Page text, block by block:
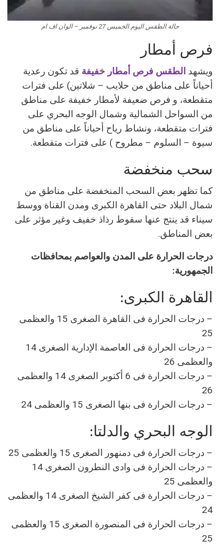
حالة الطقس اليوم الخميس 27 نوفمبر – الوان اف ام
فرص أمطار
ويشهد الطقس فرص أمطار خفيفة قد تكون رعدية
أحياناً على مناطق من حلايب – شلاتين) على فترات
متقطعة، و فرص ضعيفة لأمطار خفيفة على مناطق
من السواحل الشمالية وشمال الوجه البحري على
فترات متقطعة، ونشاط رياح أحياناً على مناطق من
سيوة – السلوم – مطروح ) على فترات متقطعة.
سحب منخفضة
كما تظهر بعض السحب المنخفضة على مناطق من
شمال البلاد حتى القاهرة الكبرى ومدن القناة ووسط
سيناء قد ينتج عنها سقوط رذاذ خفيف وغير مؤثر على
بعض المناطق.
درجات الحرارة على المدن والعواصم بمحافظات
الجمهورية:
القاهرة الكبرى:
– درجات الحرارة فى القاهرة الصغرى 15 والعظمى
25
– درجات الحرارة فى العاصمة الإدارية الصغرى 14
والعظمى 26
– درجات الحرارة فى 6 أكتوبر الصغرى 14 والعظمى
26
– درجات الحرارة فى بنها الصغرى 15 والعظمى 24
الوجه البحري والدلتا:
– درجات الحرارة فى دمنهور الصغرى 15 والعظمى 25
– درجات الحرارة فى وادى النطرون الصغرى 14
والعظمى 25
– درجات الحرارة فى كفر الشيخ الصغرى 14 والعظمى
24
– درجات الحرارة فى المنصورة الصغرى 15 والعظمى
25